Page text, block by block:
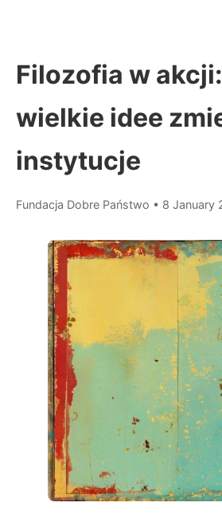
Filozofia w
wielkie idee
instytucje
Fundacja Dobre Państwo • 8 January